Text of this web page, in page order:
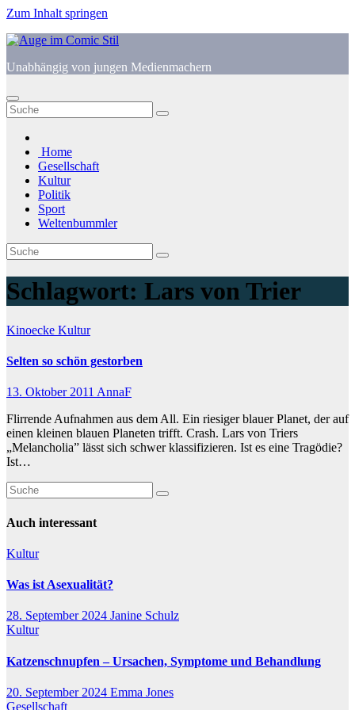
Zum Inhalt springen
Unabhängig von jungen Medienmachern
Home
Gesellschaft
Kultur
Politik
Sport
Weltenbummler
Schlagwort: Lars von Trier
Kinoecke Kultur
Selten so schön gestorben
13. Oktober 2011 AnnaF
Flirrende Aufnahmen aus dem All. Ein riesiger blauer Planet, der auf
einen kleinen blauen Planeten trifft. Crash. Lars von Triers
„Melancholia” lässt sich schwer klassifizieren. Ist es eine Tragödie?
Ist…
Auch interessant
Kultur
Was ist Asexualität?
28. September 2024 Janine Schulz
Kultur
Katzenschnupfen – Ursachen, Symptome und Behandlung
20. September 2024 Emma Jones
Gesellschaft